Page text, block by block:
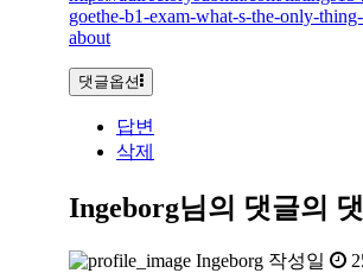
goethe-b1-exam-what-s-the-only-
about
댓글옵션
답변
삭제
Ingeborg님의 댓글의
Ingeborg 작성일